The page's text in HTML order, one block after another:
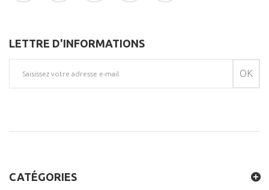
LETTRE D'INFORMATIONS
OK
CATÉGORIES